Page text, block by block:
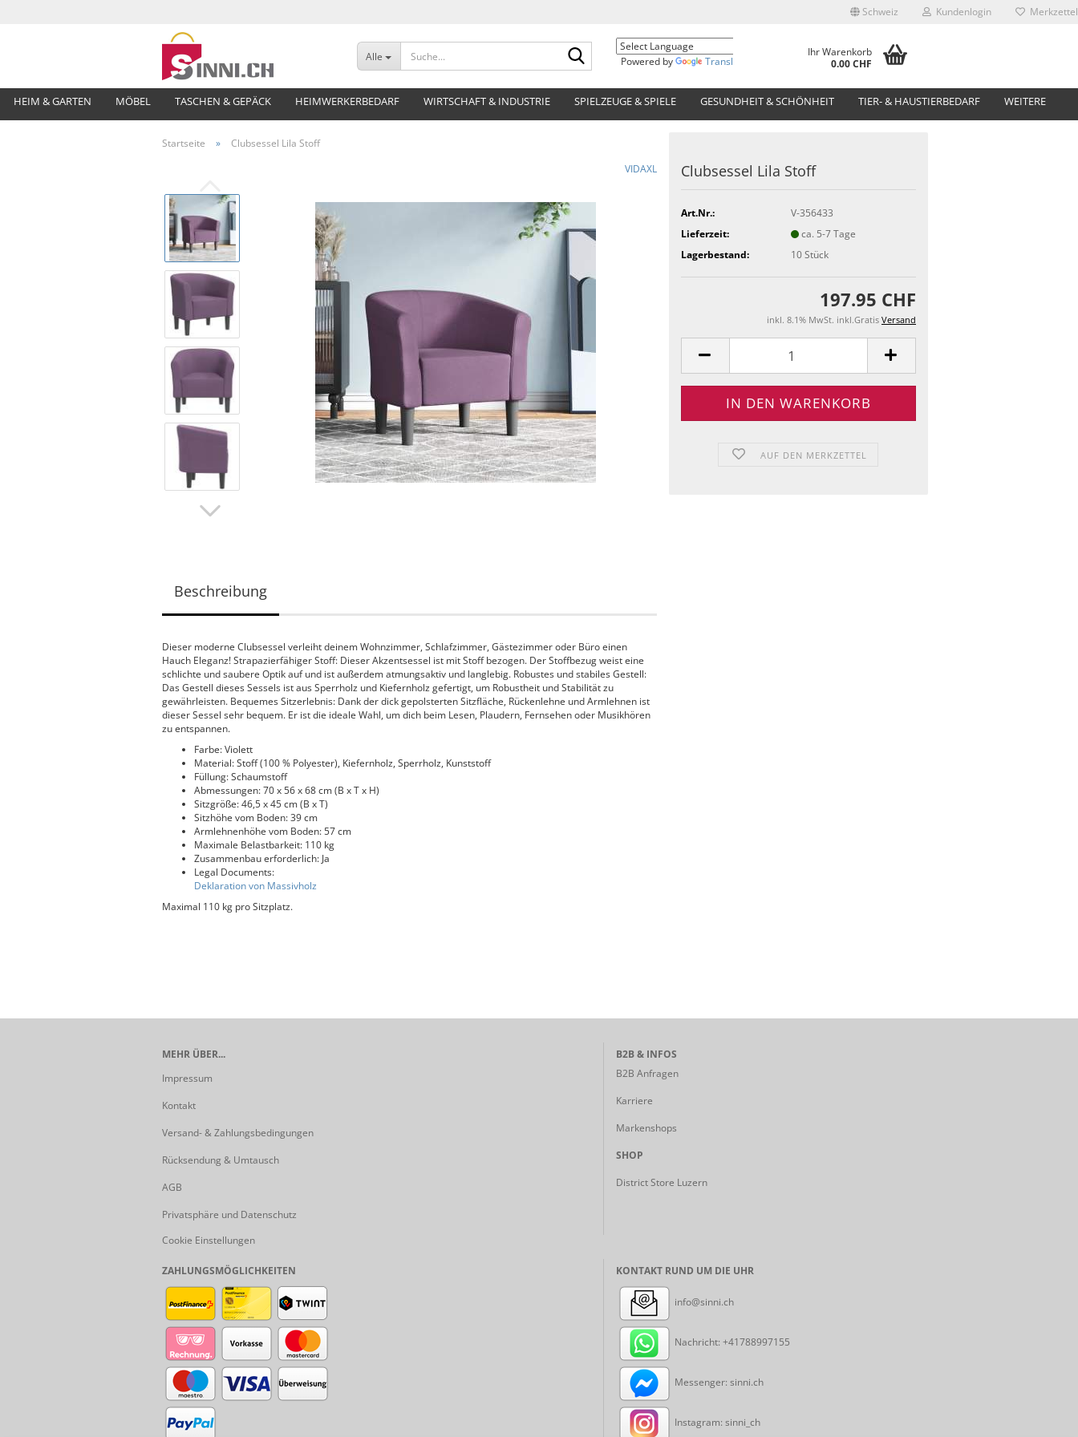
Schweiz Kundenlogin Merkzettel
Alle
Suche...
Powered by
Translate
Ihr Warenkorb
0.00 CHF
HEIM & GARTEN MÖBEL TASCHEN & GEPÄCK HEIMWERKERBEDARF WIRTSCHAFT & INDUSTRIE SPIELZEUGE & SPIELE GESUNDHEIT & SCHÖNHEIT TIER- & HAUSTIERBEDARF WEITERE
Startseite »
Clubsessel Lila Stoff
VIDAXL
Clubsessel Lila Stoff
Art.Nr.:
V-356433
Lieferzeit:
ca. 5-7 Tage
Lagerbestand:
10Stück
197.95 CHF
inkl. 8.1% MwSt. inkl.Gratis Versand
AUF DEN MERKZETTEL
Beschreibung
Dieser moderne Clubsessel verleiht deinem Wohnzimmer, Schlafzimmer, Gästezimmer oder Büro einen
Hauch Eleganz! Strapazierfähiger Stoff: Dieser Akzentsessel ist mit Stoff bezogen. Der Stoffbezug weist eine
schlichte und saubere Optik auf und ist außerdem atmungsaktiv und langlebig. Robustes und stabiles Gestell:
Das Gestell dieses Sessels ist aus Sperrholz und Kiefernholz gefertigt, um Robustheit und Stabilität zu
gewährleisten. Bequemes Sitzerlebnis: Dank der dick gepolsterten Sitzfläche, Rückenlehne und Armlehnen ist
dieser Sessel sehr bequem. Er ist die ideale Wahl, um dich beim Lesen, Plaudern, Fernsehen oder Musikhören
zu entspannen.
Farbe: Violett
Material: Stoff (100 % Polyester), Kiefernholz, Sperrholz, Kunststoff
Füllung: Schaumstoff
Abmessungen: 70 x 56 x 68 cm (B x T x H)
Sitzgröße: 46,5 x 45 cm (B x T)
Sitzhöhe vom Boden: 39 cm
Armlehnenhöhe vom Boden: 57 cm
Maximale Belastbarkeit: 110 kg
Zusammenbau erforderlich: Ja
Legal Documents:
Deklaration von Massivholz
Maximal 110 kg pro Sitzplatz.
MEHR ÜBER...
Impressum
Kontakt
Versand- & Zahlungsbedingungen
Rücksendung & Umtausch
AGB
Privatsphäre und Datenschutz
Cookie Einstellungen
B2B & INFOS
B2B Anfragen
Karriere
Markenshops
SHOP
District Store Luzern
ZAHLUNGSMÖGLICHKEITEN KONTAKT RUND UM DIE UHR
info@sinni.ch
Nachricht: +41788997155
Messenger: sinni.ch
Instagram: sinni_ch